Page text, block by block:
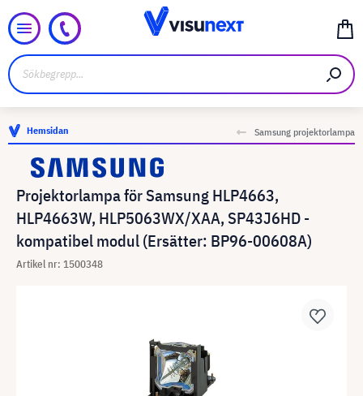
Hemsidan Samsung projektorlampa
Projektorlampa för Samsung HLP4663,
HLP4663W, HLP5063WX/XAA, SP43J6HD -
kompatibel modul (Ersätter: BP96-00608A)
Artikel nr: 1500348